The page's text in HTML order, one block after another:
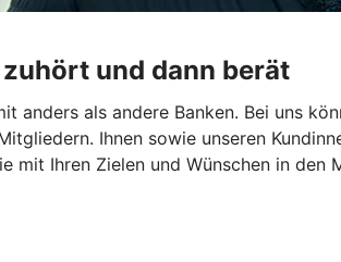
und dann berät
anders als andere Banken. Bei uns
Ihnen sowie unseren
mit Ihren Zielen und Wünschen in